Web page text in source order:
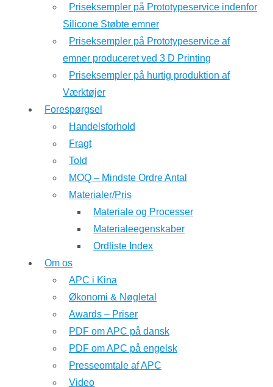
Priseksempler på Prototypeservice indenfor
Silicone Støbte emner
Priseksempler på Prototypeservice af
emner produceret ved 3 D Printing
Priseksempler på hurtig produktion af
Værktøjer
Forespørgsel
Handelsforhold
Fragt
Told
MOQ – Mindste Ordre Antal
Materialer/Pris
Materiale og Processer
Materialeegenskaber
Ordliste Index
Om os
APC i Kina
Økonomi & Nøgletal
Awards – Priser
PDF om APC på dansk
PDF om APC på engelsk
Presseomtale af APC
Video